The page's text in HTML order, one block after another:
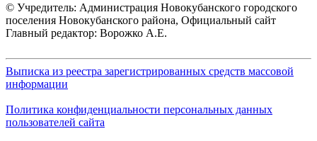
© Учредитель: Администрация Новокубанского городского
поселения Новокубанского района, Официальный сайт
Главный редактор: Ворожко А.Е.
Выписка из реестра зарегистрированных средств массовой
информации
Политика конфиденциальности персональных данных
пользователей сайта